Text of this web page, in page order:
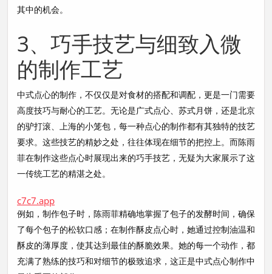
其中的机会。
3、巧手技艺与细致入微
的制作工艺
中式点心的制作，不仅仅是对食材的搭配和调配，更是一门需要
高度技巧与耐心的工艺。无论是广式点心、苏式月饼，还是北京
的驴打滚、上海的小笼包，每一种点心的制作都有其独特的技艺
要求。这些技艺的精妙之处，往往体现在细节的把控上。而陈雨
菲在制作这些点心时展现出来的巧手技艺，无疑为大家展示了这
一传统工艺的精湛之处。
c7c7.app
例如，制作包子时，陈雨菲精确地掌握了包子的发酵时间，确保
了每个包子的松软口感；在制作酥皮点心时，她通过控制油温和
酥皮的薄厚度，使其达到最佳的酥脆效果。她的每一个动作，都
充满了熟练的技巧和对细节的极致追求，这正是中式点心制作中